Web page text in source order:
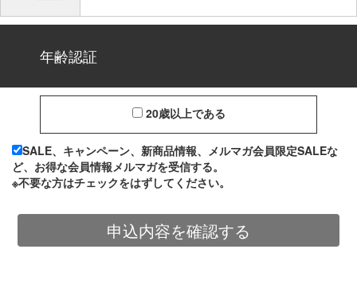
年齢認証
20歳以上である
SALE、キャンペーン、新商品情報、メルマガ会員限定SALEな
ど、お得な会員情報メルマガを受信する。
※不要な方はチェックをはずしてください。